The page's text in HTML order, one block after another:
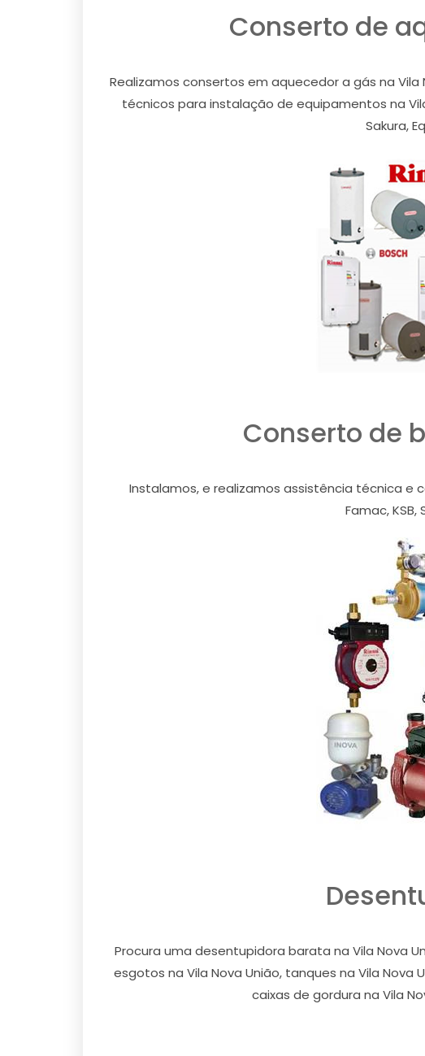
Conserto de
Realizamos consertos em aquecedor a gás na
técnicos para instalação de equipamentos na
Sakura,
Conserto de
Instalamos, e realizamos assistência técnica e
Famac, KSB,
Procura uma desentupidora barata na Vila Nova
esgotos na Vila Nova União, tanques na Vila Nova
caixas de gordura na Vila